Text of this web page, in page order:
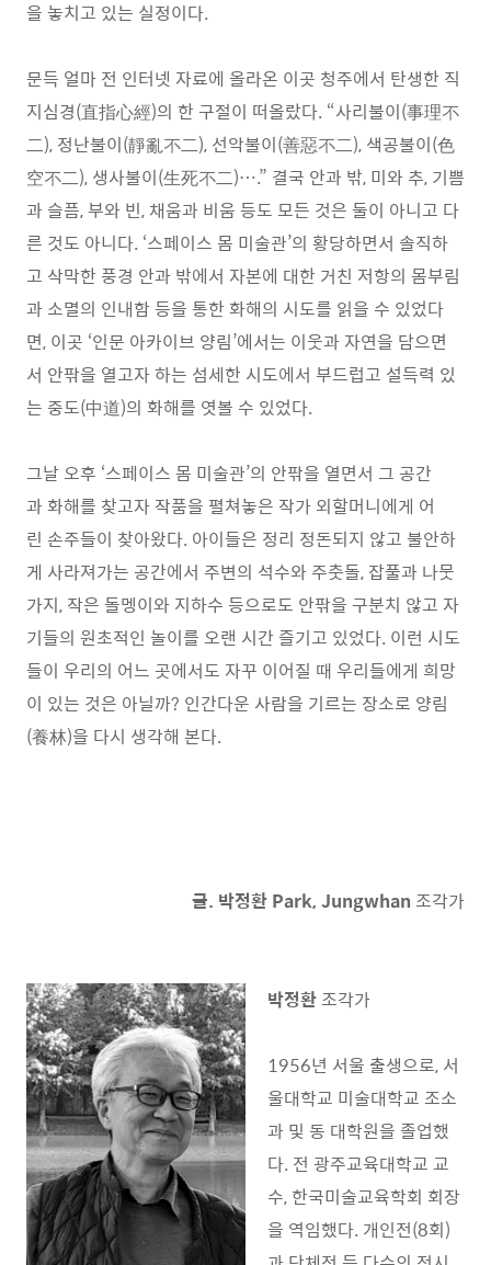
을 놓치고 있는 실정이다.
문득 얼마 전 인터넷 자료에 올라온 이곳 청주에서 탄생한 직
지심경(直指心經)의 한 구절이 떠올랐다. “사리불이(事理不
二), 정난불이(靜亂不二), 선악불이(善惡不二), 색공불이(色
空不二), 생사불이(生死不二)….” 결국 안과 밖, 미와 추, 기쁨
과 슬픔, 부와 빈, 채움과 비움 등도 모든 것은 둘이 아니고 다
른 것도 아니다. ‘스페이스 몸 미술관’의 황당하면서 솔직하
고 삭막한 풍경 안과 밖에서 자본에 대한 거친 저항의 몸부림
과 소멸의 인내함 등을 통한 화해의 시도를 읽을 수 있었다
면, 이곳 ‘인문 아카이브 양림’에서는 이웃과 자연을 담으면
서 안팎을 열고자 하는 섬세한 시도에서 부드럽고 설득력 있
는 중도(中道)의 화해를 엿볼 수 있었다.
그날 오후 ‘스페이스 몸 미술관’의 안팎을 열면서 그 공간
과 화해를 찾고자 작품을 펼쳐놓은 작가 외할머니에게 어
린 손주들이 찾아왔다. 아이들은 정리 정돈되지 않고 불안하
게 사라져가는 공간에서 주변의 석수와 주춧돌, 잡풀과 나뭇
가지, 작은 돌멩이와 지하수 등으로도 안팎을 구분치 않고 자
기들의 원초적인 놀이를 오랜 시간 즐기고 있었다. 이런 시도
들이 우리의 어느 곳에서도 자꾸 이어질 때 우리들에게 희망
이 있는 것은 아닐까? 인간다운 사람을 기르는 장소로 양림
(養林)을 다시 생각해 본다.
글. 박정환 Park, Jungwhan 조각가
박정환조각가
1956년 서울 출생으로, 서
울대학교 미술대학교 조소
과 및 동 대학원을 졸업했
다. 전 광주교육대학교 교
수, 한국미술교육학회 회장
을 역임했다. 개인전(8회)